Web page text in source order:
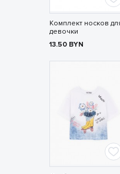
Комплект носков
девочки
13.50 BYN